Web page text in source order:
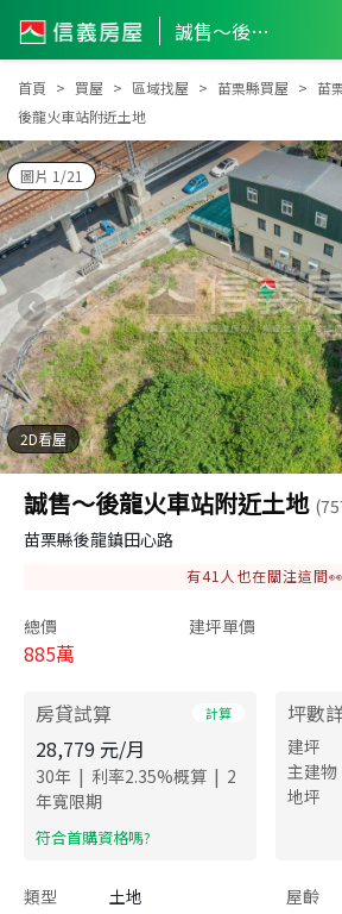
誠售～後龍火車站附近土地
誠
首頁 買屋 區域找屋 苗栗縣買屋 苗
後龍火車站附近土地
圖片 1/21
2D看屋
誠售～後龍火車站附近土地
苗栗縣後龍鎮田心路
有41 人也在關注這間👀
總價
885萬
建坪單價
房貸試算 計算
28,779 元/月
30年 | 利率2.35%概算 | 2
年寬限期
​符合首購資格嗎?
坪數
建坪
主建物
地坪
類型 土地 屋齡